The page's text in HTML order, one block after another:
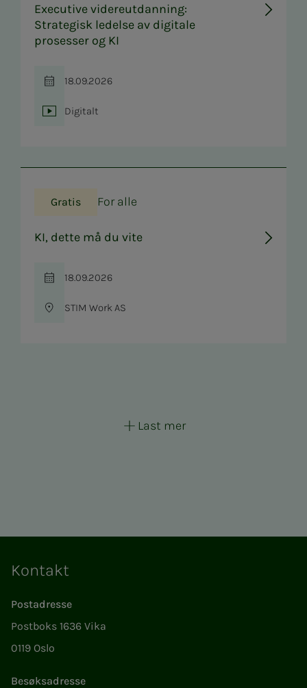
Executive videreutdanning:
Strategisk ledelse av digitale
prosesser og KI
Tid
18.09.2026
Sted
Digitalt
Gratis For alle
KI, dette må du vite
Tid
18.09.2026
Sted
STIM Work AS
Last mer
Kontakt
Postadresse
Postboks 1636 Vika
0119 Oslo
Besøksadresse